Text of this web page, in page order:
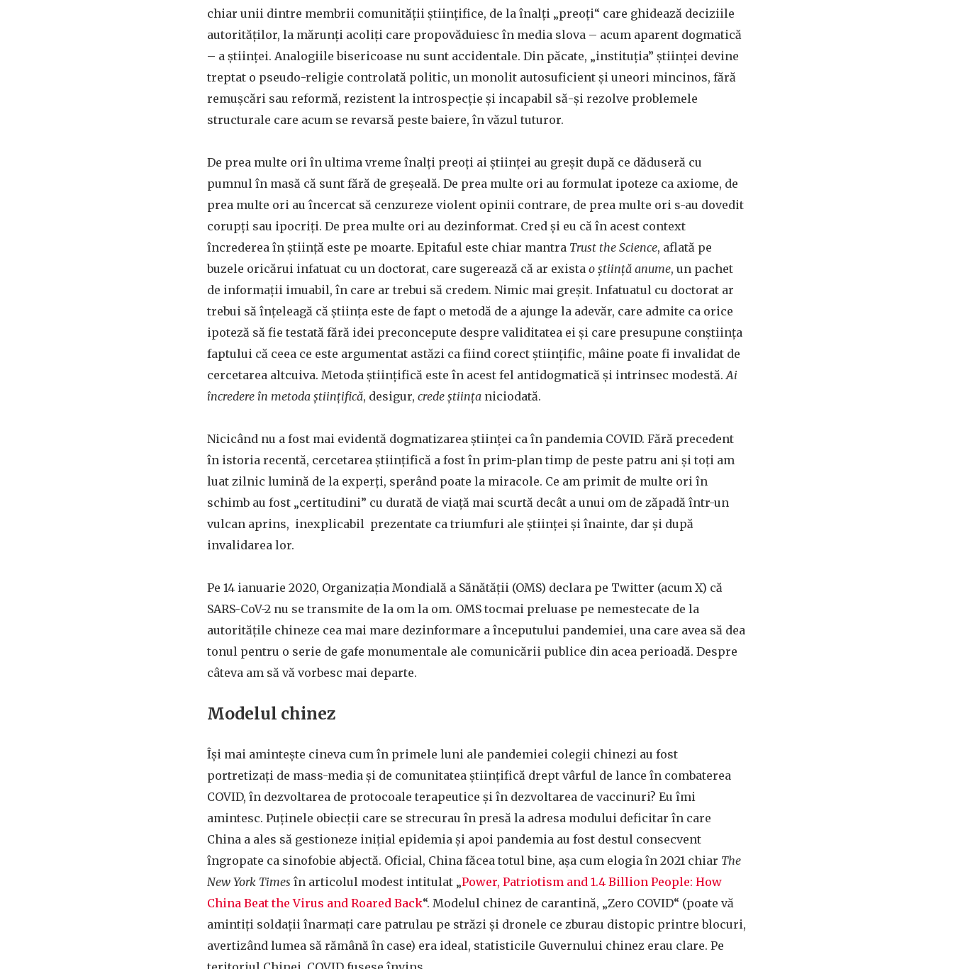
chiar unii dintre membrii comunității științifice, de la înalți „preoți“ care ghidează deciziile
autorităților, la mărunți acoliți care propovăduiesc în media slova – acum aparent dogmatică
– a științei. Analogiile bisericoase nu sunt accidentale. Din păcate, „instituția” științei devine
treptat o pseudo-religie controlată politic, un monolit autosuficient și uneori mincinos, fără
remușcări sau reformă, rezistent la introspecție și incapabil să-și rezolve problemele
structurale care acum se revarsă peste baiere, în văzul tuturor.
De prea multe ori în ultima vreme înalți preoți ai științei au greșit după ce dăduseră cu
pumnul în masă că sunt fără de greșeală. De prea multe ori au formulat ipoteze ca axiome, de
prea multe ori au încercat să cenzureze violent opinii contrare, de prea multe ori s-au dovedit
corupți sau ipocriți. De prea multe ori au dezinformat. Cred și eu că în acest context
încrederea în știință este pe moarte. Epitaful este chiar mantra Trust the Science, aflată pe
buzele oricărui infatuat cu un doctorat, care sugerează că ar exista o știință anume, un pachet
de informații imuabil, în care ar trebui să credem. Nimic mai greșit. Infatuatul cu doctorat ar
trebui să înțeleagă că știința este de fapt o metodă de a ajunge la adevăr, care admite ca orice
ipoteză să fie testată fără idei preconcepute despre validitatea ei și care presupune conștiința
faptului că ceea ce este argumentat astăzi ca fiind corect științific, mâine poate fi invalidat de
cercetarea altcuiva. Metoda științifică este în acest fel antidogmatică și intrinsec modestă.Ai
încredere în metoda științifică, desigur, crede știința niciodată.
Nicicând nu a fost mai evidentă dogmatizarea științei ca în pandemia COVID. Fără precedent
în istoria recentă, cercetarea științifică a fost în prim-plan timp de peste patru ani și toți am
luat zilnic lumină de la experți, sperând poate la miracole. Ce am primit de multe ori în
schimb au fost „certitudini” cu durată de viață mai scurtă decât a unui om de zăpadă într-un
vulcan aprins, inexplicabil prezentate ca triumfuri ale științei și înainte, dar și după
invalidarea lor.
Pe 14 ianuarie 2020, Organizația Mondială a Sănătății (OMS) declara pe Twitter (acum X) că
SARS-CoV-2 nu se transmite de la om la om. OMS tocmai preluase pe nemestecate de la
autoritățile chineze cea mai mare dezinformare a începutului pandemiei, una care avea să dea
tonul pentru o serie de gafe monumentale ale comunicării publice din acea perioadă. Despre
câteva am să vă vorbesc mai departe.
Modelul chinez
Își mai amintește cineva cum în primele luni ale pandemiei colegii chinezi au fost
portretizați de mass-media și de comunitatea științifică drept vârful de lance în combaterea
COVID, în dezvoltarea de protocoale terapeutice și în dezvoltarea de vaccinuri? Eu îmi
amintesc. Puținele obiecții care se strecurau în presă la adresa modului deficitar în care
China a ales să gestioneze inițial epidemia și apoi pandemia au fost destul consecvent
îngropate ca sinofobie abjectă. Oficial, China făcea totul bine, așa cum elogia în 2021 chiar The
New York Times în articolul modest intitulat „Power, Patriotism and 1.4 Billion People: How
China Beat the Virus and Roared Back“. Modelul chinez de carantină, „Zero COVID“ (poate vă
amintiți soldații înarmați care patrulau pe străzi și dronele ce zburau distopic printre blocuri,
avertizând lumea să rămână în case) era ideal, statisticile Guvernului chinez erau clare. Pe